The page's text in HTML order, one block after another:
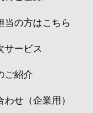
当の方はこちら
サービス
ご紹介
わせ（企業用）